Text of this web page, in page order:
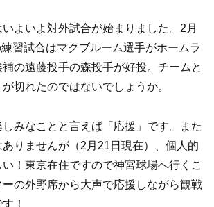
よいよ対外試合が始まりました。2月
習試合はマクブルーム選手がホームラ
の遠藤投手の森投手が好投。チームと
切れたのではないでしょうか。
みなことと言えば「応援」です。また
りませんが（2月21日現在）、個人的
！東京在住ですので神宮球場へ行くこ
の外野席から大声で応援しながら観戦
！